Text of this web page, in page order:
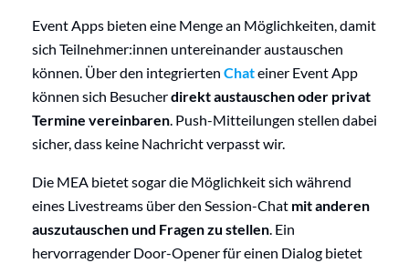
Event Apps bieten eine Menge an Möglichkeiten, damit
sich Teilnehmer:innen untereinander austauschen
können. Über den integrierten Chateiner Event App
können sich Besucherdirekt austauschen oder privat
Termine vereinbaren. Push-Mitteilungen stellen dabei
sicher, dass keine Nachricht verpasst wir.
Die MEA bietet sogar die Möglichkeit sich während
eines Livestreams über den Session-Chat mit anderen
auszutauschen und Fragen zu stellen. Ein
hervorragender Door-Opener für einen Dialog bietet